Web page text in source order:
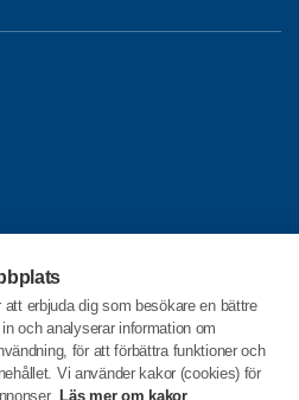
erbjuda dig som besökare en bättre
och analyserar information om
för att förbättra funktioner och
Vi använder kakor (cookies) för
Läs mer om kakor